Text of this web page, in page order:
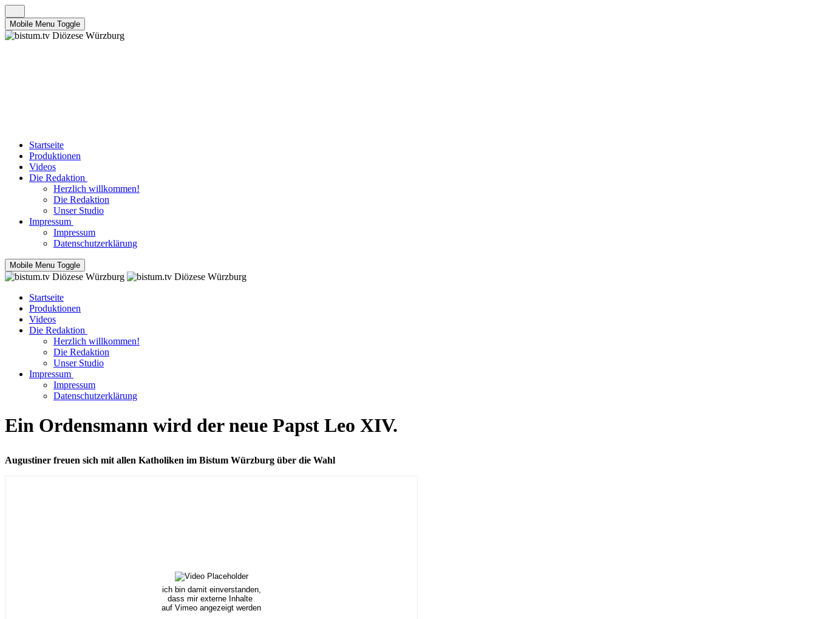
Mobile Menu Toggle
Startseite
Produktionen
Videos
Die Redaktion
Herzlich willkommen!
Die Redaktion
Unser Studio
Impressum
Impressum
Datenschutzerklärung
Mobile Menu Toggle
Startseite
Produktionen
Videos
Die Redaktion
Herzlich willkommen!
Die Redaktion
Unser Studio
Impressum
Impressum
Datenschutzerklärung
Ein Ordensmann wird der neue Papst Leo XIV.
Augustiner freuen sich mit allen Katholiken im Bistum Würzburg über die Wahl
ich bin damit einverstanden,
dass mir externe Inhalte
auf Vimeo angezeigt werden